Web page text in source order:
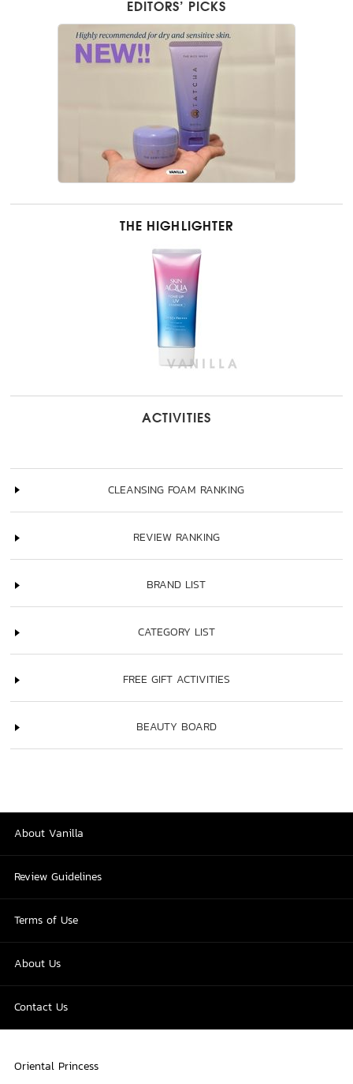
EDITORS’ PICKS
THE HIGHLIGHTER
ACTIVITIES
CLEANSING FOAM RANKING
REVIEW RANKING
BRAND LIST
CATEGORY LIST
FREE GIFT ACTIVITIES
BEAUTY BOARD
About Vanilla
Review Guidelines
Terms of Use
About Us
Contact Us
Oriental Princess